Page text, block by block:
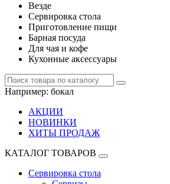
Везде
Сервировка стола
Приготовление пищи
Барная посуда
Для чая и кофе
Кухонные аксессуары
Например: бокал
АКЦИИ
НОВИНКИ
ХИТЫ ПРОДАЖ
КАТАЛОГ ТОВАРОВ
Сервировка стола